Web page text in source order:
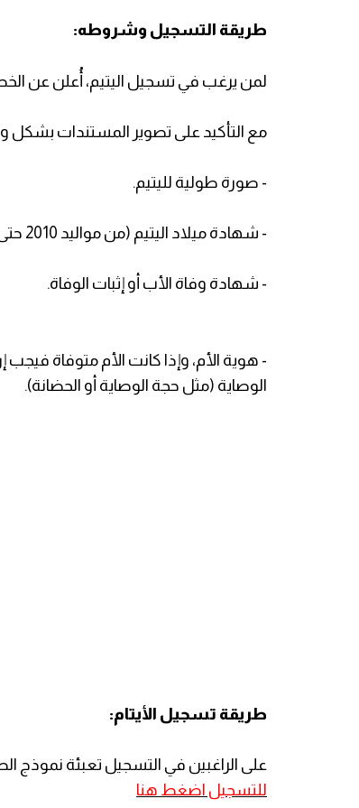
طريقة التسجيل وشروطه:
لمن يرغب في تسجيل اليتيم، أُعلن عن
مع التأكيد على تصوير المستندات
- صورة طولية لليتيم.
- شهادة ميلاد اليتيم (من مواليد 2010 حتى 2025).
- شهادة وفاة الأب أو إثبات الوفاة.
- هوية الأم، وإذا كانت الأم متوفاة
الوصاية (مثل حجة الوصاية أو الحضانة).
طريقة تسجيل الأيتام:
على الراغبين في التسجيل تعبئة نموذج
للتسجيل اضغط هنا